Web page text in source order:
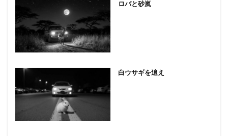
ロバと砂嵐
白ウサギを追え